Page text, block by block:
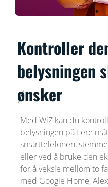
Kontroller
belysningen
ønsker
Med WiZ kan du
belysningen på flere
smarttelefonen,
eller ved å bruke den
for å veksle mellom to
med Google Home,